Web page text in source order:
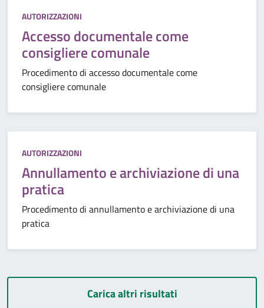
Categoria:
AUTORIZZAZIONI
Accesso documentale come
consigliere comunale
Procedimento di accesso documentale come
consigliere comunale
Categoria:
AUTORIZZAZIONI
Annullamento e archiviazione di una
pratica
Procedimento di annullamento e archiviazione di una
pratica
Carica altri risultati